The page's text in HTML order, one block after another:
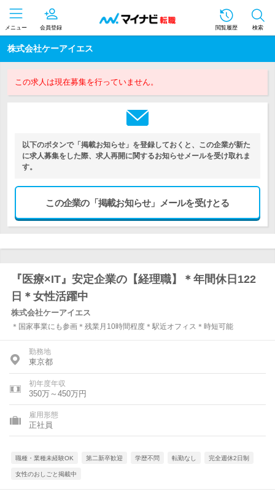
メニュー 会員登録 閲覧履歴 検索
株式会社ケーアイエス
この求人は現在募集を行っていません。
以下のボタンで「掲載お知らせ」を登録しておくと、この企業が新た
に求人募集をした際、求人再開に関するお知らせメールを受け取れま
す。
この企業の「掲載お知らせ」メールを受けとる
『医療×IT』安定企業の【経理職】＊年間休日122
日＊女性活躍中
株式会社ケーアイエス
＊国家事業にも参画＊残業月10時間程度＊駅近オフィス＊時短可能
勤務地
東京都
初年度年収
350万～450万円
雇用形態
正社員
職種・業種未経験OK 第二新卒歓迎 学歴不問 転勤なし 完全週休2日制
女性のおしごと掲載中